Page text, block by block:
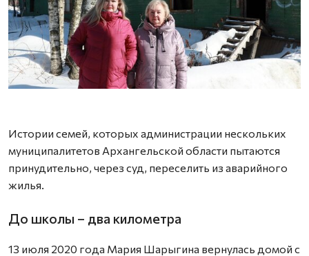
Истории семей, которых администрации нескольких
муниципалитетов Архангельской области пытаются
принудительно, через суд, переселить из аварийного
жилья.
До школы – два километра
13 июля 2020 года Мария Шарыгина вернулась домой с